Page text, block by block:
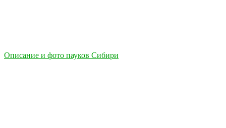
Описание и фото пауков Сибири